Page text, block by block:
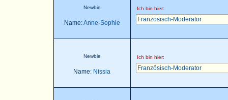
Newbie
Name:Anne-Sophie
Ich bin hier:
Französisch-Moderator
Newbie
Name: Nissia
Ich bin hier:
Französisch-Moderator